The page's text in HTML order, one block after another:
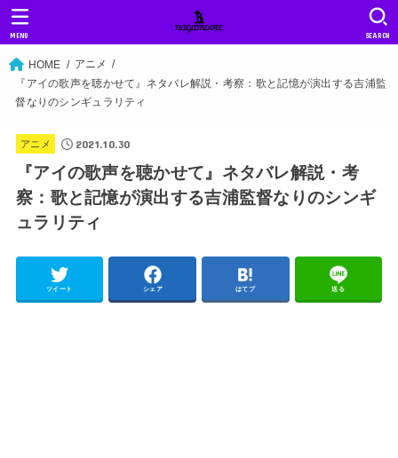
SEARCH
MENU
HOME
アニメ
『アイの歌声を聴かせて』ネタバレ解説・考察：歌と記憶が演出する吉浦監
督なりのシンギュラリティ
アニメ 2021.10.30
『アイの歌声を聴かせて』ネタバレ解説・考
察：歌と記憶が演出する吉浦監督なりのシンギ
ュラリティ
ツイート シェア はてブ 送る